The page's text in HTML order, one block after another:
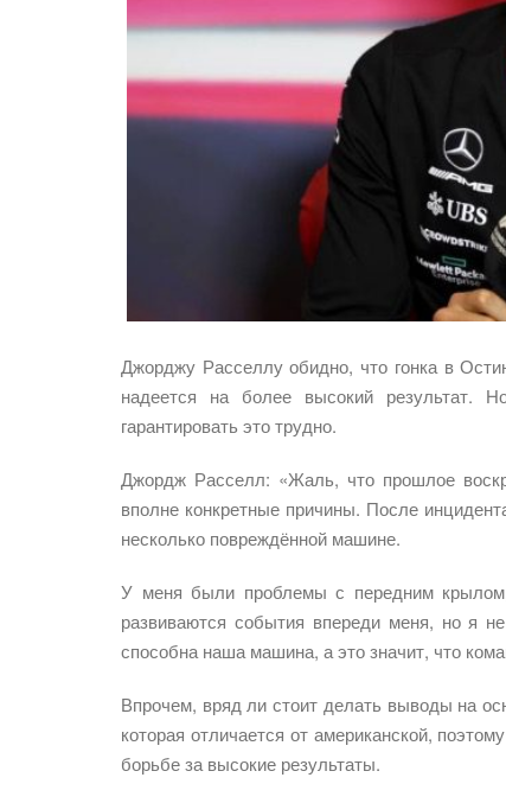
Джорджу Расселлу обидно, что гонка в
надеется на более высокий результат.
гарантировать это трудно.
Джордж Расселл: «Жаль, что прошлое
вполне конкретные причины. После
несколько повреждённой машине.
У меня были проблемы с передним
развиваются события впереди меня, но я
способна наша машина, а это значит, что
Впрочем, вряд ли стоит делать выводы на
которая отличается от американской,
борьбе за высокие результаты.